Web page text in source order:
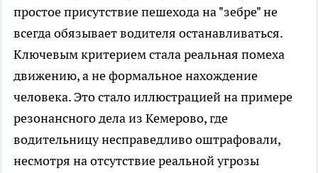
простое присутствие пешехода на "зебре" не
всегда обязывает водителя останавливаться.
Ключевым критерием стала реальная помеха
движению, а не формальное нахождение
человека. Это стало иллюстрацией на примере
резонансного дела из Кемерово, где
водительницу несправедливо оштрафовали,
несмотря на отсутствие реальной угрозы